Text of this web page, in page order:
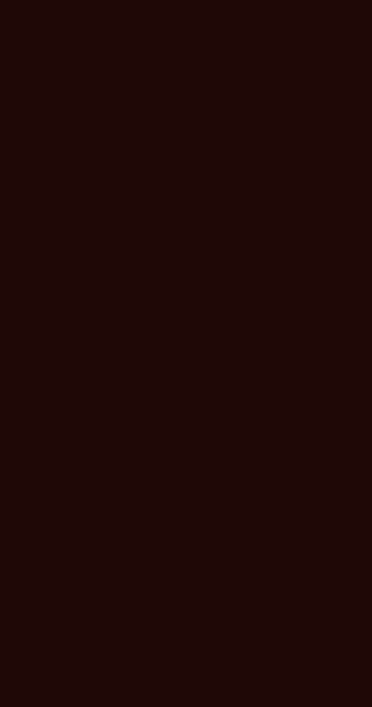
sombre évoque une ambiance nocturne
bas de la composition regroupe les
pratiques de manière lisible, incluant la
2026, les tarifs et le logo du Golf Club de
L'ensemble, réalisé par l'agence
pari de fusionner l'univers de
du golf avec une esthétique moderne et
TON /
L’affiche
rétro", où
rencontre
de
un
sport, golf,